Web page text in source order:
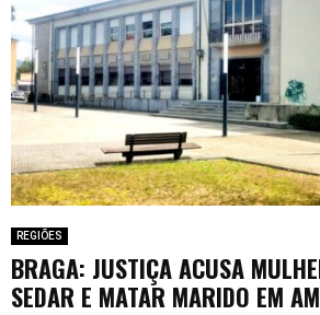
REGIÕES
BRAGA: JUSTIÇA ACUSA
SEDAR E MATAR MARIDO EM